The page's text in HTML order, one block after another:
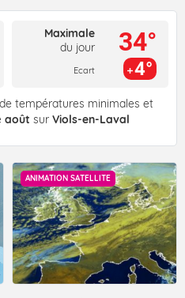
Maximale
du jour
Ecart
34°
4°
températures minimales et
août sur Viols-en-Laval
ANIMATION SATELLITE